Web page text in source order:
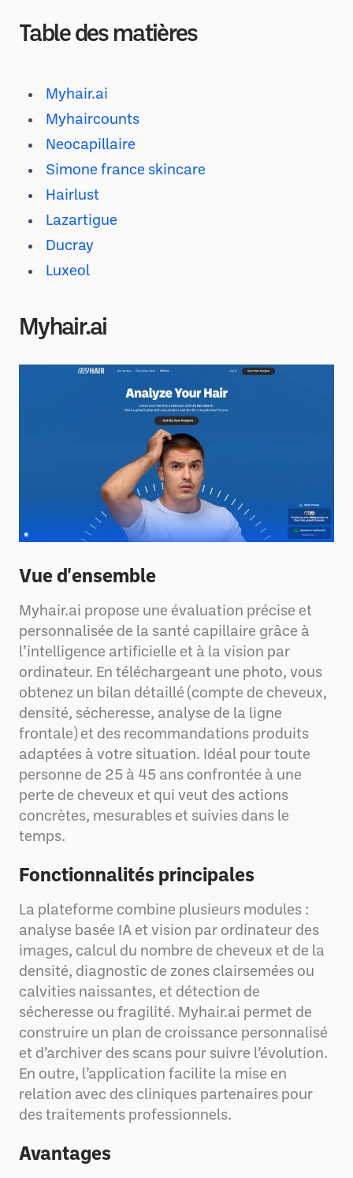
Table des matières
Myhair.ai
Myhaircounts
Neocapillaire
Simone france skincare
Hairlust
Lazartigue
Ducray
Luxeol
Myhair.ai
Vue d'ensemble
Myhair.ai propose une évaluation précise et
personnalisée de la santé capillaire grâce à
l’intelligence artificielle et à la vision par
ordinateur. En téléchargeant une photo, vous
obtenez un bilan détaillé (compte de cheveux,
densité, sécheresse, analyse de la ligne
frontale) et des recommandations produits
adaptées à votre situation. Idéal pour toute
personne de 25 à 45 ans confrontée à une
perte de cheveux et qui veut des actions
concrètes, mesurables et suivies dans le
temps.
Fonctionnalités principales
La plateforme combine plusieurs modules :
analyse basée IA et vision par ordinateur des
images, calcul du nombre de cheveux et de la
densité, diagnostic de zones clairsemées ou
calvities naissantes, et détection de
sécheresse ou fragilité. Myhair.ai permet de
construire un plan de croissance personnalisé
et d’archiver des scans pour suivre l’évolution.
En outre, l’application facilite la mise en
relation avec des cliniques partenaires pour
des traitements professionnels.
Avantages